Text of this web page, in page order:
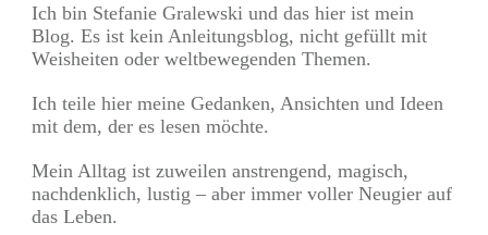
Ich bin Stefanie Gralewski und das hier ist mein
Blog. Es ist kein Anleitungsblog, nicht gefüllt mit
Weisheiten oder weltbewegenden Themen.
Ich teile hier meine Gedanken, Ansichten und Ideen
mit dem, der es lesen möchte.
Mein Alltag ist zuweilen anstrengend, magisch,
nachdenklich, lustig – aber immer voller Neugier auf
das Leben.